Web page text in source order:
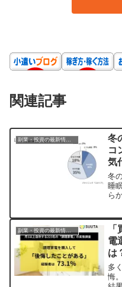
関連記事
冬
コ
気
冬
睡
ら
コ
な
気
ス
ま
副業・投資の最新情報まとめ
電
は
多
悔